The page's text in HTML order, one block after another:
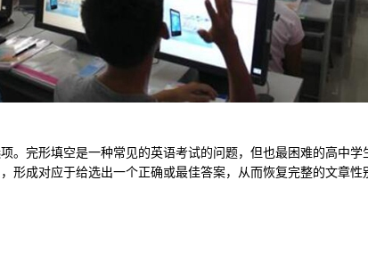
完形填空是一种常见的英语考试的问题，但也最困难的高中学
形成对应于给选出一个正确或最佳答案，从而恢复完整的文章性